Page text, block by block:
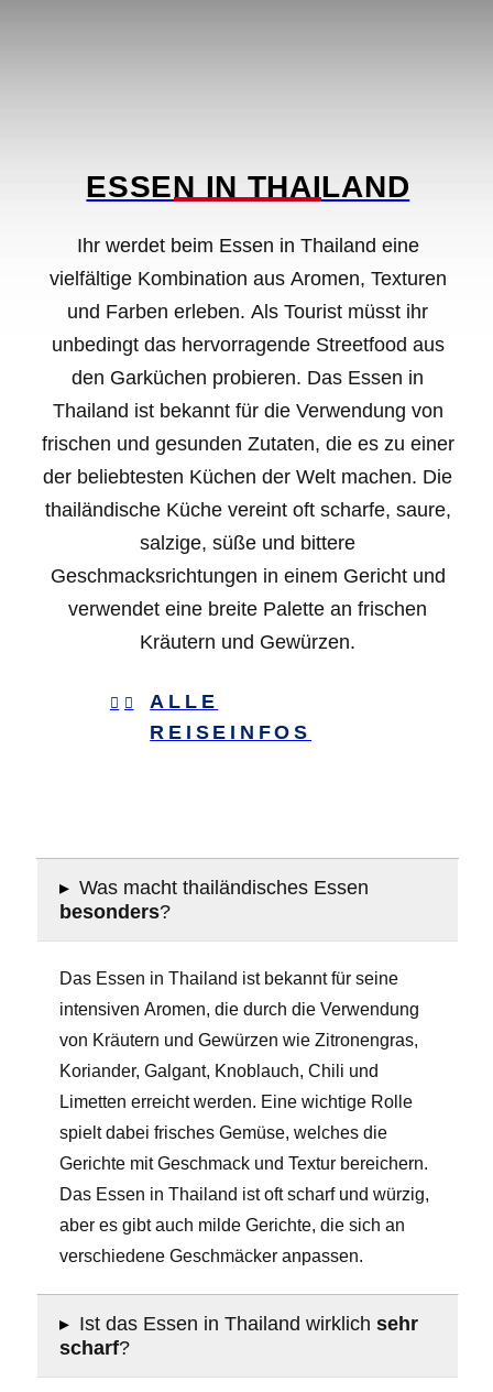
ESSEN IN THAILAND
Ihr werdet beim Essen in Thailand eine
vielfältige Kombination aus Aromen, Texturen
und Farben erleben. Als Tourist müsst ihr
unbedingt das hervorragende Streetfood aus
den Garküchen probieren. Das Essen in
Thailand ist bekannt für die Verwendung von
frischen und gesunden Zutaten, die es zu einer
der beliebtesten Küchen der Welt machen. Die
thailändische Küche vereint oft scharfe, saure,
salzige, süße und bittere
Geschmacksrichtungen in einem Gericht und
verwendet eine breite Palette an frischen
Kräutern und Gewürzen.
ALLE
REISEINFOS
▸ Was macht thailändisches Essen
besonders?
Das Essen in Thailand ist bekannt für seine
intensiven Aromen, die durch die Verwendung
von Kräutern und Gewürzen wie Zitronengras,
Koriander, Galgant, Knoblauch, Chili und
Limetten erreicht werden. Eine wichtige Rolle
spielt dabei frisches Gemüse, welches die
Gerichte mit Geschmack und Textur bereichern.
Das Essen in Thailand ist oft scharf und würzig,
aber es gibt auch milde Gerichte, die sich an
verschiedene Geschmäcker anpassen.
▸ Ist das Essen in Thailand wirklich sehr
scharf?